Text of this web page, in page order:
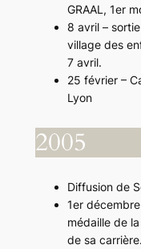
GRAAL, 1er
8 avril –
village des
7 avril.
25 février –
Lyon
2005
Diffusion de
1er
médaille de
de sa carrière.